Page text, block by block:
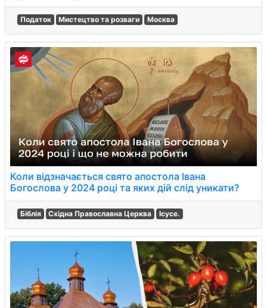
Податок Мистецтво та розваги Москва
Коли відзначається свято апостола Івана
Богослова у 2024 році та яких дій слід уникати?
Біблія Східна Православна Церква Ісусе.